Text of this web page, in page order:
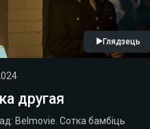
Глядзець
другая
Belmovie. Сотка бамбіць